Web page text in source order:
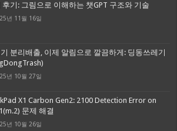
후기: 그림으로 이해하는 챗GPT 구조와 기술
년 11월 16일
분리배출, 이제 알림으로 깔끔하게: 딩동쓰레기
년 10월 27일
X1 Carbon Gen2: 2100 Detection Error on
문제 해결
년 10월 26일